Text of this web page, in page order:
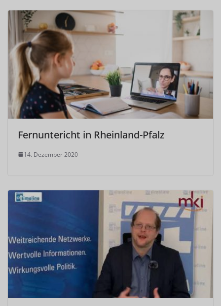
Fernuntericht in Rheinland-Pfalz
14. Dezember 2020